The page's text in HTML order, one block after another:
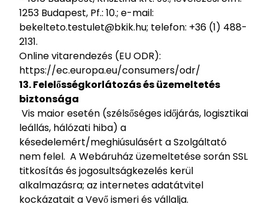
1253 Budapest, Pf.: 10.; e-mail:
bekelteto.testulet@bkik.hu; telefon: +36 (1) 488-
2131.
Online vitarendezés (EU ODR):
https://ec.europa.eu/consumers/odr/
13. Felelősségkorlátozás és üzemeltetés
biztonsága
Vis maior esetén (szélsőséges időjárás, logisztikai
leállás, hálózati hiba) a
késedelemért/meghiúsulásért a Szolgáltató
nem felel. A Webáruház üzemeltetése során SSL
titkosítás és jogosultságkezelés kerül
alkalmazásra; az internetes adatátvitel
kockázatait a Vevő ismeri és vállalja.